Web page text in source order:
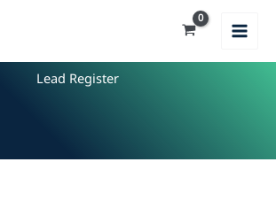
Lead Register